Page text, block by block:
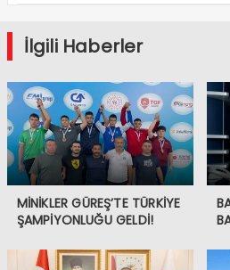
İlgili Haberler
MİNİKLER GÜREŞ’TE TÜRKİYE
ŞAMPİYONLUĞU GELDİ!